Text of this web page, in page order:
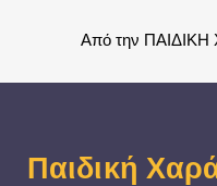
Από την
Παιδική